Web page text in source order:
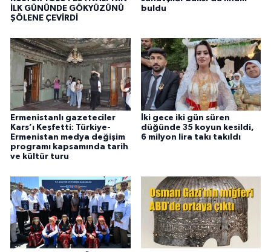
İLK GÜNÜNDE GÖKYÜZÜNÜ
ŞÖLENE ÇEVİRDİ
buldu
Ermenistanlı gazeteciler
Kars’ı Keşfetti: Türkiye-
Ermenistan medya değişim
programı kapsamında tarih
ve kültür turu
İki gece iki gün süren
düğünde 35 koyun kesildi,
6 milyon lira takı takıldı